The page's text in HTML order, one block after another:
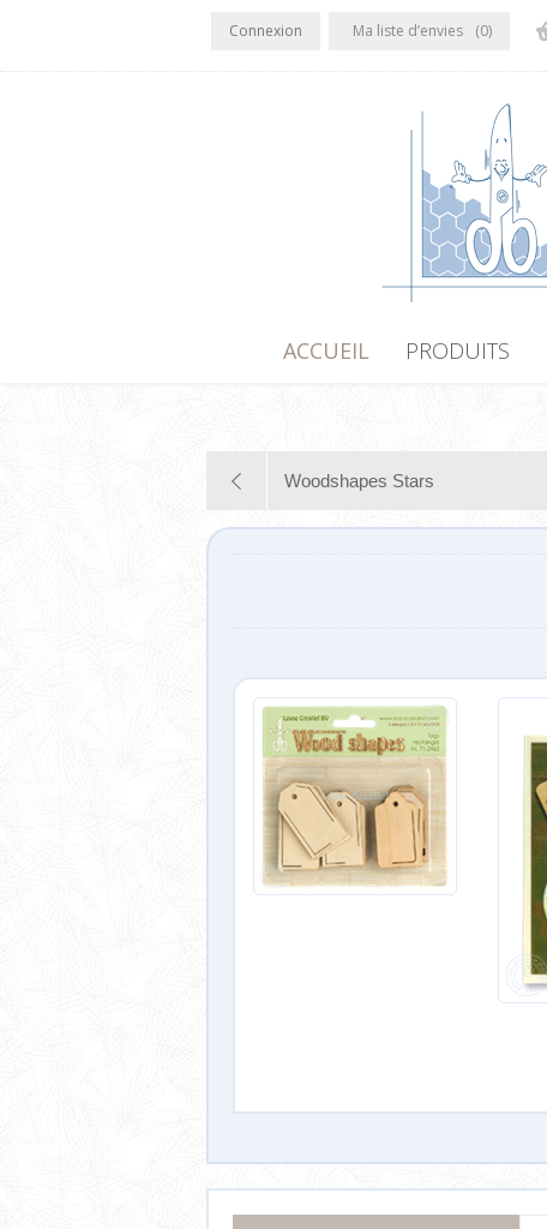
Connexion Ma liste d’envies (0)
ACCUEIL PRODUITS
Woodshapes Stars